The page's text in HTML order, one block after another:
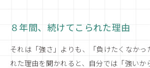
８年間、続けてこられた理由
それは「強さ」よりも、「負けたくなかっ
れた理由を聞かれると、自分では「強いか